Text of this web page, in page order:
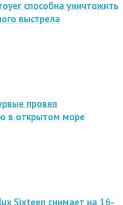
способна уничтожить
выстрела
провел
в открытом море
Sixteen снимает на 16-